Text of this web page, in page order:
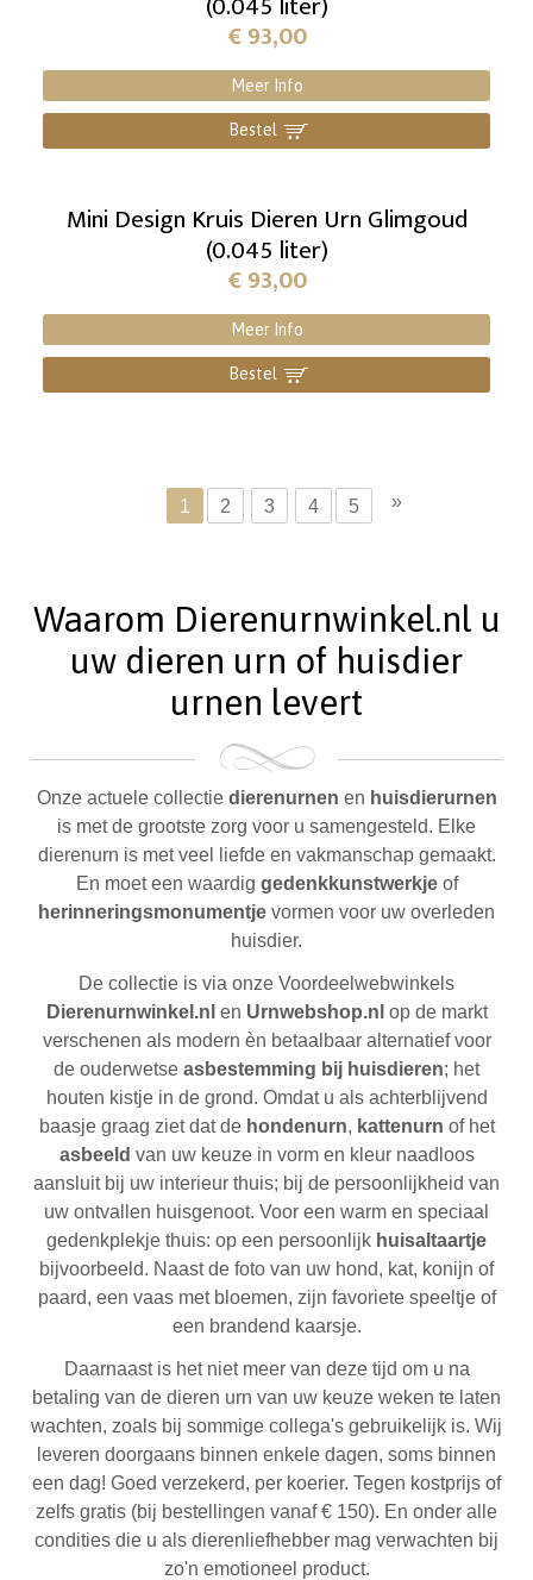
€93,00
Meer Info
Bestel ]
Mini Design Kruis Dieren Urn Glimgoud
(0.045 liter)
€93,00
Meer Info
Bestel ]
1 2 3 4 5 »
Waarom Dierenurnwinkel.nl u
uw dieren urn of huisdier
urnen levert
Onze actuele collectie dierenurnen en huisdierurnen
is met de grootste zorg voor u samengesteld. Elke
dierenurn is met veel liefde en vakmanschap gemaakt.
En moet een waardig gedenkkunstwerkjeof
herinneringsmonumentje vormen voor uw overleden
huisdier.
De collectie is via onze Voordeelwebwinkels
Dierenurnwinkel.nl en Urnwebshop.nl op de markt
verschenen als modern èn betaalbaar alternatief voor
de ouderwetse asbestemming bij huisdieren; het
houten kistje in de grond. Omdat u als achterblijvend
baasje graag ziet dat de hondenurn, kattenurn of het
asbeeld van uw keuze in vorm en kleur naadloos
aansluit bij uw interieur thuis; bij de persoonlijkheid van
uw ontvallen huisgenoot. Voor een warm en speciaal
gedenkplekje thuis: op een persoonlijk huisaltaartje
bijvoorbeeld. Naast de foto van uw hond, kat, konijn of
paard, een vaas met bloemen, zijn favoriete speeltje of
een brandend kaarsje.
Daarnaast is het niet meer van deze tijd om u na
betaling van de dieren urn van uw keuze weken te laten
wachten, zoals bij sommige collega's gebruikelijk is. Wij
leveren doorgaans binnen enkele dagen, soms binnen
een dag! Goed verzekerd, per koerier. Tegen kostprijs of
zelfs gratis (bij bestellingen vanaf € 150). En onder alle
condities die u als dierenliefhebber mag verwachten bij
zo'n emotioneel product.